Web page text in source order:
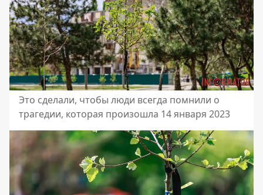
Это сделали, чтобы люди всегда помнили о
трагедии, которая произошла 14 января 2023